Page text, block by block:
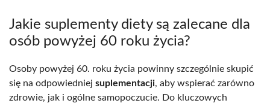
Jakie suplementy diety są zalecane dla
osób powyżej 60 roku życia?
Osoby powyżej 60. roku życia powinny szczególnie skupić
się na odpowiedniej suplementacji, aby wspierać zarówno
zdrowie, jak i ogólne samopoczucie. Do kluczowych